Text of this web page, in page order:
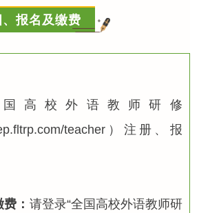
、报名及缴费
高校外语教师研修
teacher）注册、报
： 请登录“全国高校外语教师研